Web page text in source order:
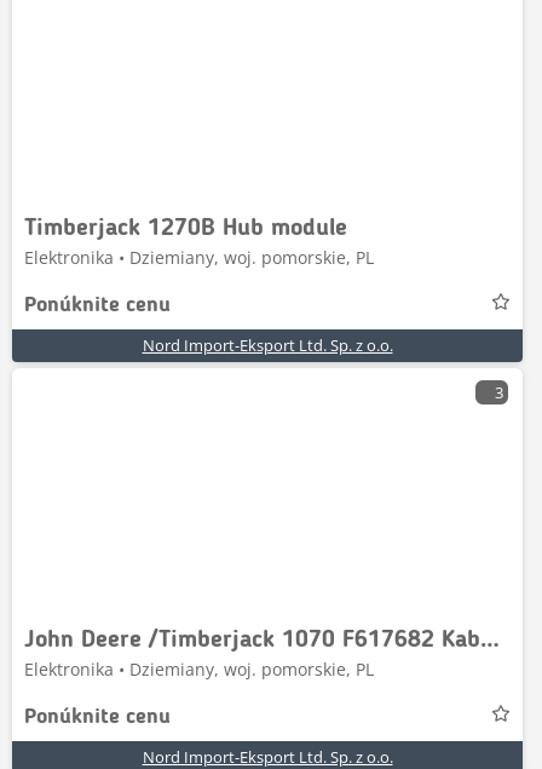
Timberjack 1270B Hub module
Elektronika • Dziemiany, woj. pomorskie, PL
Ponúknite cenu
Nord Import-Eksport Ltd. Sp. z o.o.
3
John Deere /Timberjack 1070 F617682 Kabel HHM
Elektronika • Dziemiany, woj. pomorskie, PL
Ponúknite cenu
Nord Import-Eksport Ltd. Sp. z o.o.